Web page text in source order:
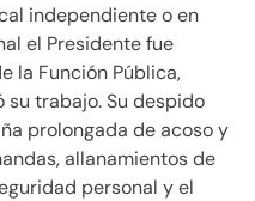
independiente o en
el Presidente fue
la Función Pública,
trabajo. Su despido
prolongada de acoso y
allanamientos de
personal y el